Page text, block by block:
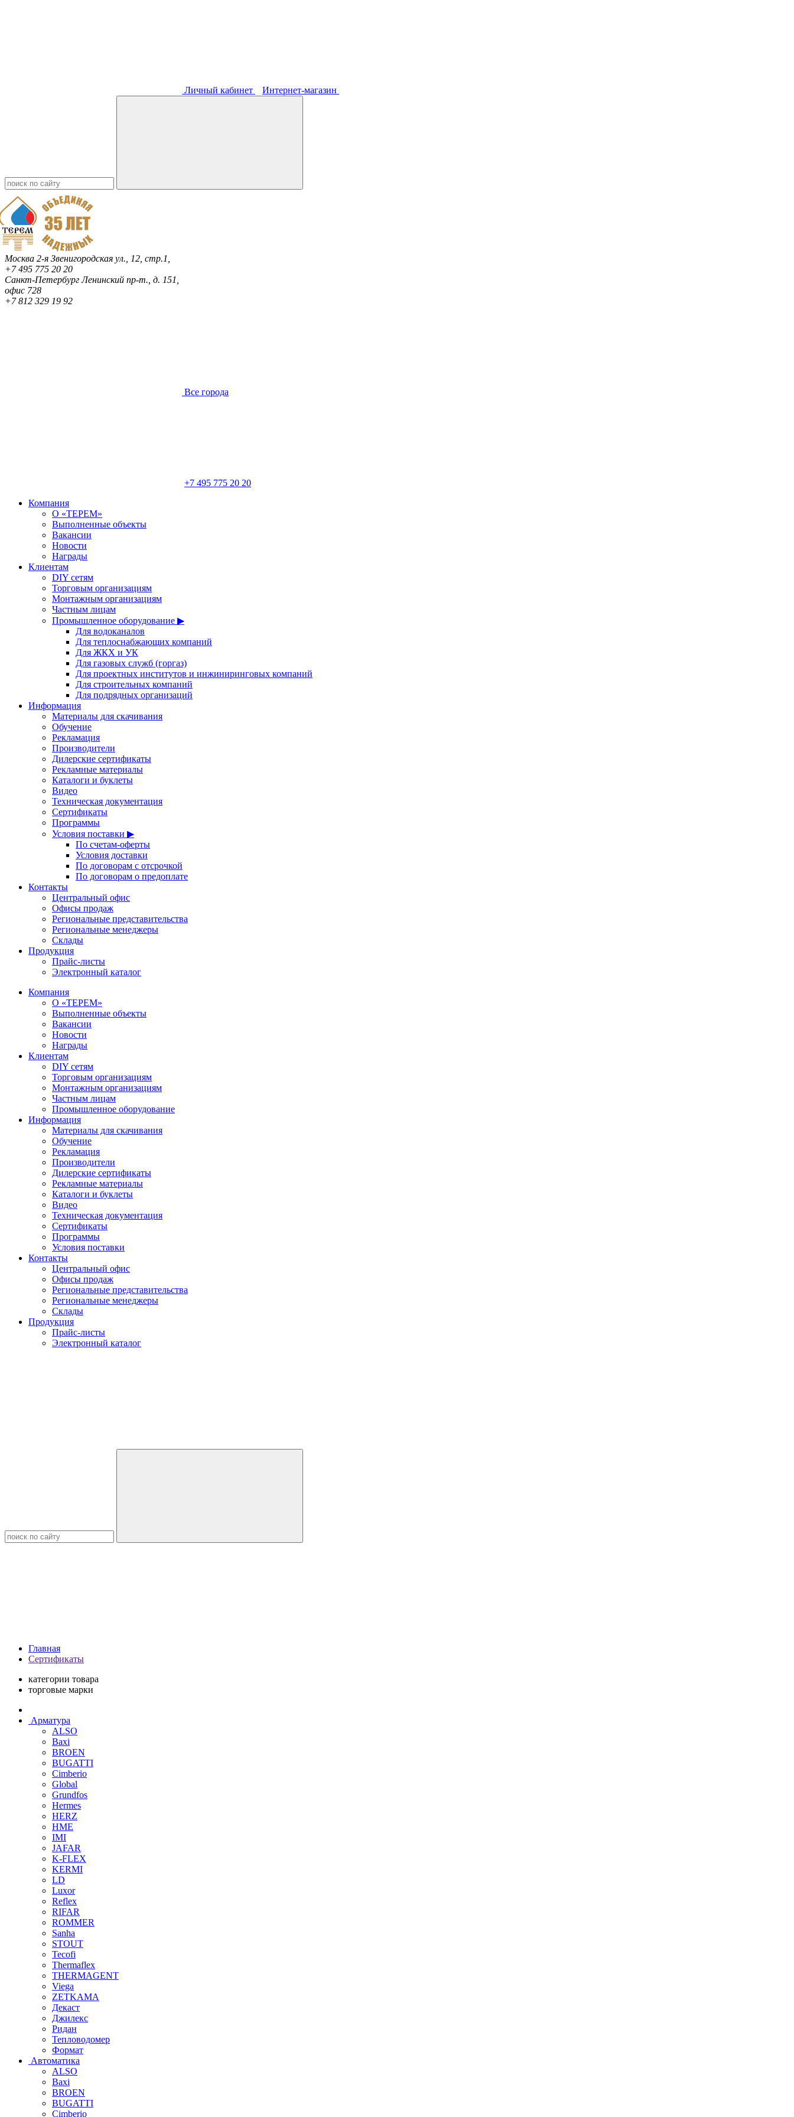
Личный кабинет Интернет-магазин
Москва 2-я Звенигородская ул., 12, стр.1,
+7 495 775 20 20
Санкт-ПетербургЛенинский пр-т., д. 151,
офис 728
+7 812 329 19 92
Все города
+7 495 775 20 20
Компания
О «ТЕРЕМ»
Выполненные объекты
Вакансии
Новости
Награды
Клиентам
DIY сетям
Торговым организациям
Монтажным организациям
Частным лицам
Промышленное оборудование ▶
Для водоканалов
Для теплоснабжающих компаний
Для ЖКХ и УК
Для газовых служб (горгаз)
Для проектных институтов и инжиниринговых компаний
Для строительных компаний
Для подрядных организаций
Информация
Материалы для скачивания
Обучение
Рекламация
Производители
Дилерские сертификаты
Рекламные материалы
Каталоги и буклеты
Видео
Техническая документация
Сертификаты
Программы
Условия поставки ▶
По счетам-оферты
Условия доставки
По договорам с отсрочкой
По договорам о предоплате
Контакты
Центральный офис
Офисы продаж
Региональные представительства
Региональные менеджеры
Склады
Продукция
Прайс-листы
Электронный каталог
Компания
О «ТЕРЕМ»
Выполненные объекты
Вакансии
Новости
Награды
Клиентам
DIY сетям
Торговым организациям
Монтажным организациям
Частным лицам
Промышленное оборудование
Информация
Материалы для скачивания
Обучение
Рекламация
Производители
Дилерские сертификаты
Рекламные материалы
Каталоги и буклеты
Видео
Техническая документация
Сертификаты
Программы
Условия поставки
Контакты
Центральный офис
Офисы продаж
Региональные представительства
Региональные менеджеры
Склады
Продукция
Прайс-листы
Электронный каталог
Главная
Сертификаты
категории товара
торговые марки
Арматура
ALSO
Baxi
BROEN
BUGATTI
Cimberio
Global
Grundfos
Hermes
HERZ
HME
IMI
JAFAR
K-FLEX
KERMI
LD
Luxor
Reflex
RIFAR
ROMMER
Sanha
STOUT
Tecofi
Thermaflex
THERMAGENT
Viega
ZETKAMA
Декаст
Джилекс
Ридан
Тепловодомер
Формат
Автоматика
ALSO
Baxi
BROEN
BUGATTI
Cimberio